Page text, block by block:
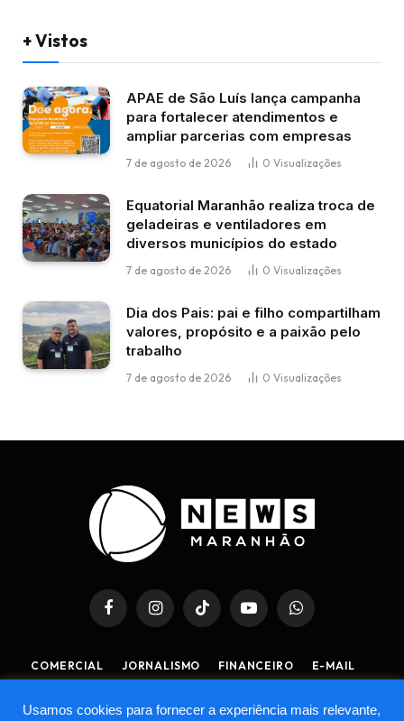
+ Vistos
APAE de São Luís lança campanha
para fortalecer atendimentos e
ampliar parcerias com empresas
7 de agosto de 2026 0 Visualizações
Equatorial Maranhão realiza troca de
geladeiras e ventiladores em
diversos municípios do estado
7 de agosto de 2026 0 Visualizações
Dia dos Pais: pai e filho compartilham
valores, propósito e a paixão pelo
trabalho
7 de agosto de 2026 0 Visualizações
FacebookInstagramTikTok YouTubeWhatsApp
COMERCIAL JORNALISMO FINANCEIRO
E-MAIL
TERMOS DE USO
Usamos cookies para fornecer a experiência mais relevante,